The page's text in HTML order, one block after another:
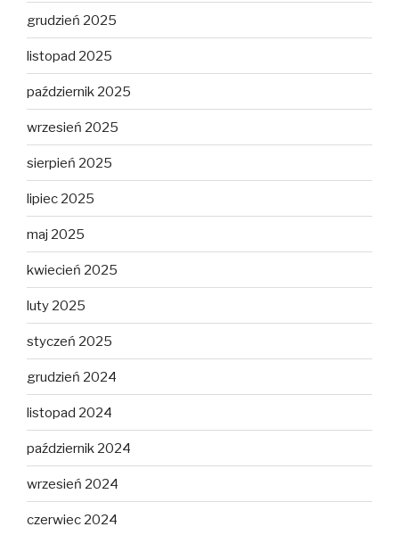
grudzień 2025
listopad 2025
październik 2025
wrzesień 2025
sierpień 2025
lipiec 2025
maj 2025
kwiecień 2025
luty 2025
styczeń 2025
grudzień 2024
listopad 2024
październik 2024
wrzesień 2024
czerwiec 2024